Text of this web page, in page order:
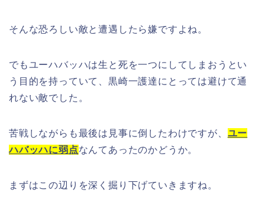
そんな恐ろしい敵と遭遇したら嫌ですよね。
でもユーハバッハは生と死を一つにしてしまおうとい
う目的を持っていて、黒崎一護達にとっては避けて通
れない敵でした。
苦戦しながらも最後は見事に倒したわけですが、 ユー
ハバッハに弱点なんてあったのかどうか。
まずはこの辺りを深く掘り下げていきますね。